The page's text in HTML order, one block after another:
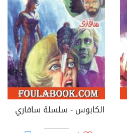
الكابوس - سلسلة سافاري